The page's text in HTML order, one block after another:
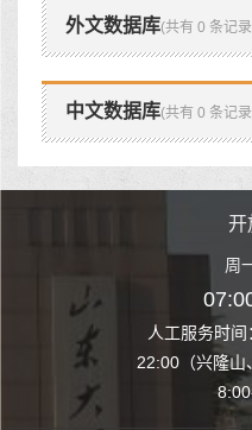
外文数据库(共有 0 条记录
中文数据库(共有 0 条记录
至周日8:00-
园校区图书馆
开
周
人工服务时
22:00（兴隆山